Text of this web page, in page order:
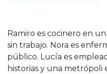
Ramiro es cocinero en
sin trabajo. Nora es
público. Lucía es
historias y una metrópoli